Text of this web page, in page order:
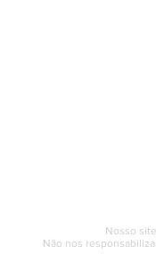
Nosso
Não nos